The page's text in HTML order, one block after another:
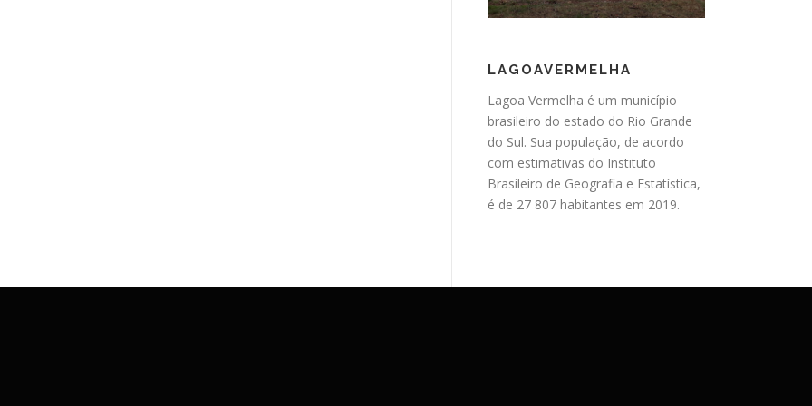
LAGOAVERMELHA
Lagoa Vermelha é um município
brasileiro do estado do Rio Grande
do Sul. Sua população, de acordo
com estimativas do Instituto
Brasileiro de Geografia e Estatística,
é de 27 807 habitantes em 2019.